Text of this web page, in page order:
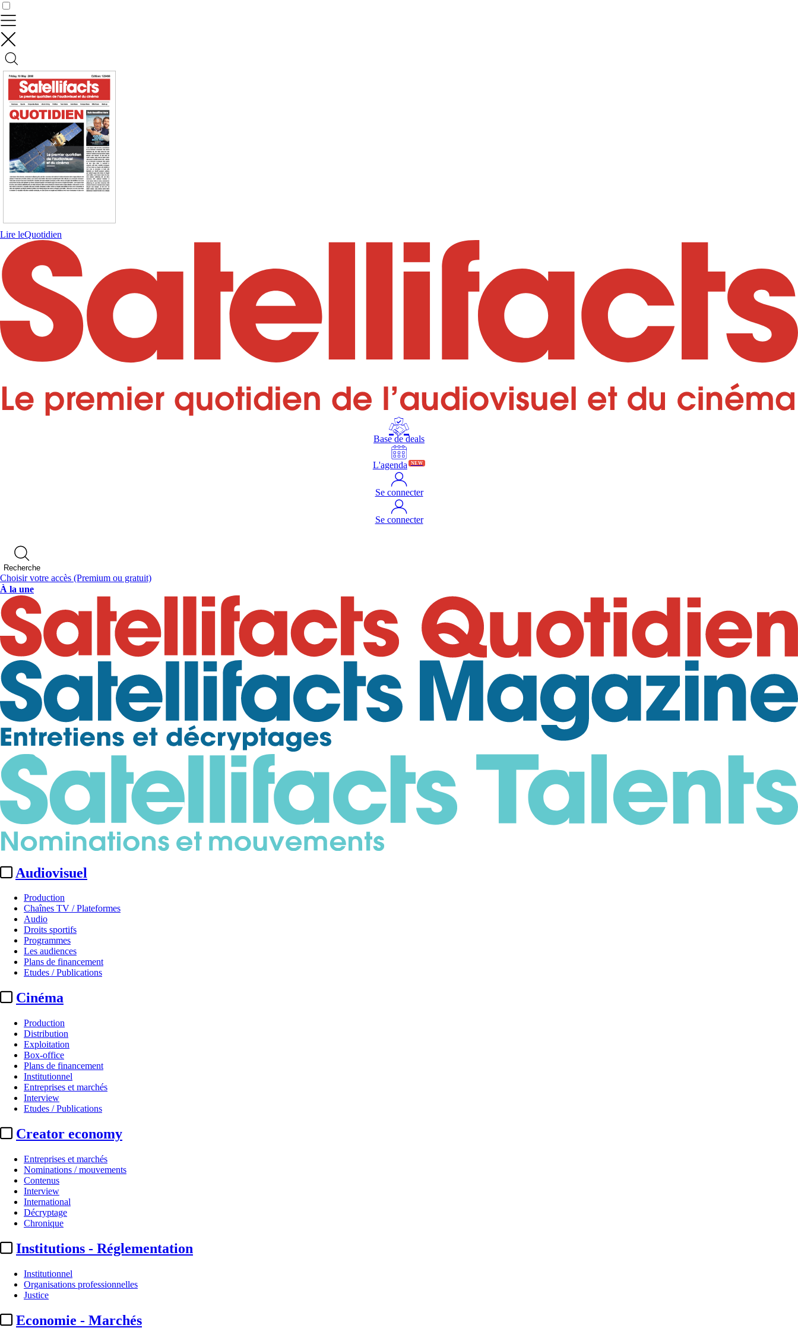
Lire leQuotidien
Base de deals
L'agenda NEW
Se connecter
Se connecter
Recherche
Choisir votre accès (Premium ou gratuit)
À la une
Audiovisuel
Production
Chaînes TV / Plateformes
Audio
Droits sportifs
Programmes
Les audiences
Plans de financement
Etudes / Publications
Cinéma
Production
Distribution
Exploitation
Box-office
Plans de financement
Institutionnel
Entreprises et marchés
Interview
Etudes / Publications
Creator economy
Entreprises et marchés
Nominations / mouvements
Contenus
Interview
International
Décryptage
Chronique
Institutions - Réglementation
Institutionnel
Organisations professionnelles
Justice
Economie - Marchés
International
CBS / Stephen Colbert :
Par
DC avec AFP
Contrôler vos données